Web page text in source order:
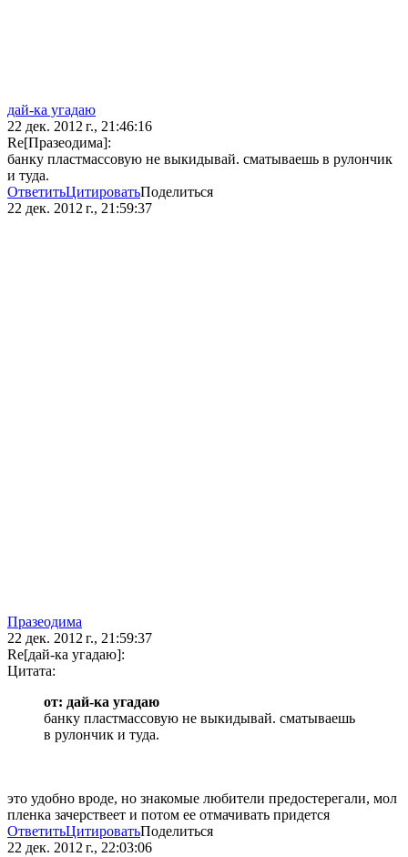
дай-ка угадаю
22 дек. 2012 г., 21:46:16
Re[Празеодима]:
банку пластмассовую не выкидывай. сматываешь в рулончик
и туда.
ОтветитьЦитироватьПоделиться
22 дек. 2012 г., 21:59:37
Празеодима
22 дек. 2012 г., 21:59:37
Re[дай-ка угадаю]:
Цитата:
от: дай-ка угадаю
банку пластмассовую не выкидывай. сматываешь
в рулончик и туда.
это удобно вроде, но знакомые любители предостерегали, мол
пленка зачерствеет и потом ее отмачивать придется
ОтветитьЦитироватьПоделиться
22 дек. 2012 г., 22:03:06